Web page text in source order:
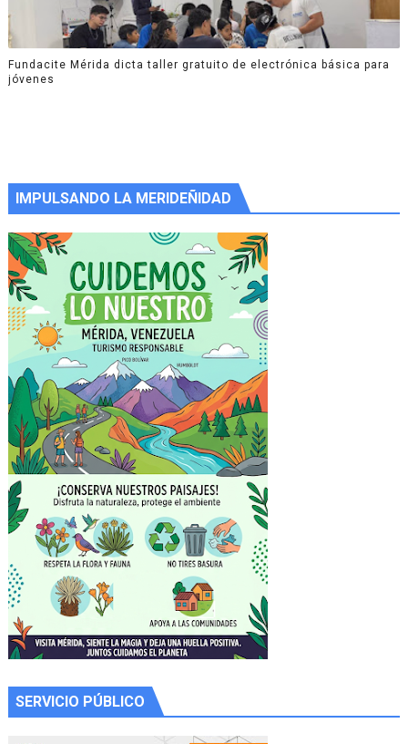
Fundacite Mérida dicta taller gratuito de electrónica básica para
jóvenes
IMPULSANDO LA MERIDEÑIDAD
SERVICIO PÚBLICO